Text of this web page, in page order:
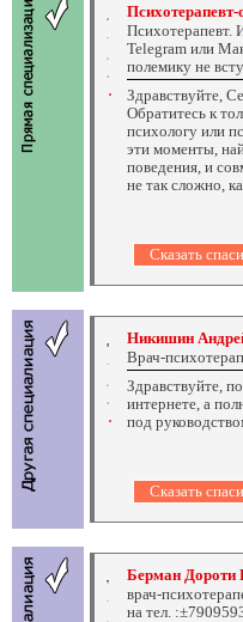
Психотерапевт.
Telegram или
полемику не
Здравствуйте,
Обратитесь к
психологу или
эти моменты,
поведения, и
не так сложно,
Никишин
Врач-
Здравствуйте,
интернете, а
под
Берман Дороти
врач-
на тел.